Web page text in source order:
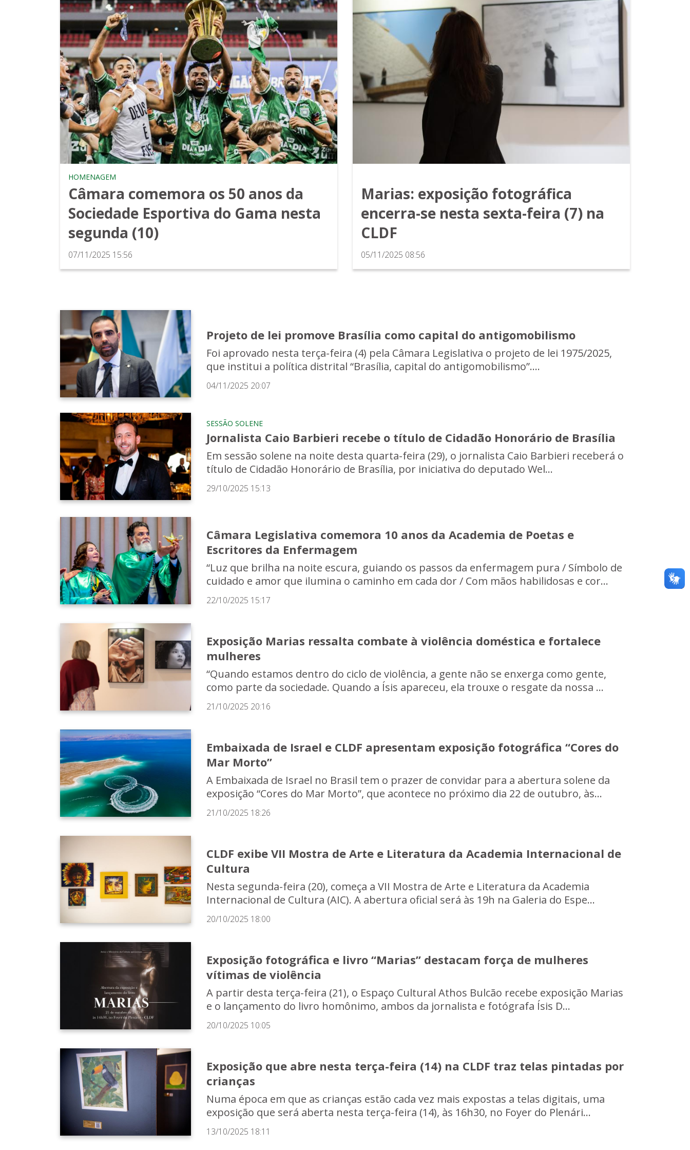
HOMENAGEM
Câmara comemora os 50 anos da
Sociedade Esportiva do Gama nesta
segunda (10)
07/11/2025 15:56
Marias: exposição fotográfica
encerra-se nesta sexta-feira (7) na
CLDF
05/11/2025 08:56
Projeto de lei promove Brasília como capital do antigomobilismo
Foi aprovado nesta terça-feira (4) pela Câmara Legislativa o projeto de lei 1975/2025,
que institui a política distrital “Brasília, capital do antigomobilismo”....
04/11/2025 20:07
SESSÃO SOLENE
Jornalista Caio Barbieri recebe o título de Cidadão Honorário de Brasília
Em sessão solene na noite desta quarta-feira (29), o jornalista Caio Barbieri receberá o
título de Cidadão Honorário de Brasília, por iniciativa do deputado Wel...
29/10/2025 15:13
Câmara Legislativa comemora 10 anos da Academia de Poetas e
Escritores da Enfermagem
“Luz que brilha na noite escura, guiando os passos da enfermagem pura / Símbolo de
cuidado e amor que ilumina o caminho em cada dor / Com mãos habilidosas e cor...
22/10/2025 15:17
Exposição Marias ressalta combate à violência doméstica e fortalece
mulheres
“Quando estamos dentro do ciclo de violência, a gente não se enxerga como gente,
como parte da sociedade. Quando a Ísis apareceu, ela trouxe o resgate da nossa ...
21/10/2025 20:16
Embaixada de Israel e CLDF apresentam exposição fotográfica “Cores do
Mar Morto”
A Embaixada de Israel no Brasil tem o prazer de convidar para a abertura solene da
exposição “Cores do Mar Morto”, que acontece no próximo dia 22 de outubro, às...
21/10/2025 18:26
CLDF exibe VII Mostra de Arte e Literatura da Academia Internacional de
Cultura
Nesta segunda-feira (20), começa a VII Mostra de Arte e Literatura da Academia
Internacional de Cultura (AIC). A abertura oficial será às 19h na Galeria do Espe...
20/10/2025 18:00
Exposição fotográfica e livro “Marias” destacam força de mulheres
vítimas de violência
A partir desta terça-feira (21), o Espaço Cultural Athos Bulcão recebe exposição Marias
e o lançamento do livro homônimo, ambos da jornalista e fotógrafa Ísis D...
20/10/2025 10:05
Exposição que abre nesta terça-feira (14) na CLDF traz telas pintadas por
crianças
Numa época em que as crianças estão cada vez mais expostas a telas digitais, uma
exposição que será aberta nesta terça-feira (14), às 16h30, no Foyer do Plenári...
13/10/2025 18:11